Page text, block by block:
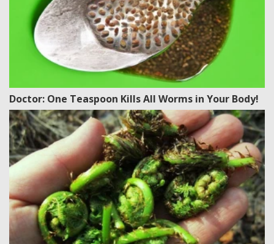
Doctor: One Teaspoon Kills All Worms in Your Body!